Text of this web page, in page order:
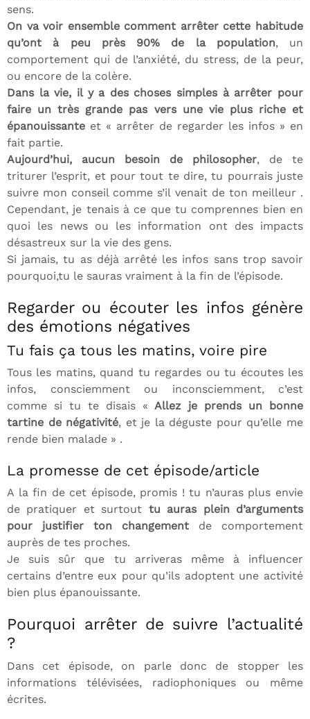
sens.
On va voir ensemble comment arrêter cette habitude
qu’ont à peu près 90% de la population, un
comportement qui de l’anxiété, du stress, de la peur,
ou encore de la colère.
Dans la vie, il y a des choses simples à arrêter pour
faire un très grande pas vers une vie plus riche et
épanouissante et « arrêter de regarder les infos » en
fait partie.
Aujourd’hui, aucun besoin de philosopher, de te
triturer l’esprit, et pour tout te dire, tu pourrais juste
suivre mon conseil comme s’il venait de ton meilleur .
Cependant, je tenais à ce que tu comprennes bien en
quoi les news ou les information ont des impacts
désastreux sur la vie des gens.
Si jamais, tu as déjà arrêté les infos sans trop savoir
pourquoi,tu le sauras vraiment à la fin de l’épisode.
Regarder ou écouter les infos génère
des émotions négatives
Tu fais ça tous les matins, voire pire
Tous les matins, quand tu regardes ou tu écoutes les
infos, consciemment ou inconsciemment, c’est
comme si tu te disais «Allez je prends un bonne
tartine de négativité, et je la déguste pour qu’elle me
rende bien malade » .
La promesse de cet épisode/article
A la fin de cet épisode, promis ! tu n’auras plus envie
de pratiquer et surtout tu auras plein d’arguments
pour justifier ton changement de comportement
auprès de tes proches.
Je suis sûr que tu arriveras même à influencer
certains d’entre eux pour qu’ils adoptent une activité
bien plus épanouissante.
Pourquoi arrêter de suivre l’actualité
?
Dans cet épisode, on parle donc de stopper les
informations télévisées, radiophoniques ou même
écrites.